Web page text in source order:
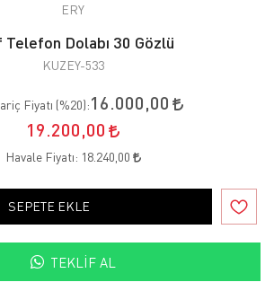
ERY
Telefon Dolabı 30 Gözlü
KUZEY-533
Fiyatı (%20):16.000,00
19.200,00
Havale Fiyatı: 18.240,00
SEPETE EKLE
TEKLIF AL